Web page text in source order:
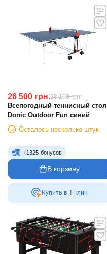
26 500 грн.28 100 грн.
Всепогодный теннисный стол
Donic Outdoor Fun синий
Осталось несколько штук
+1325 бонусов
В корзину
Купить в 1 клик